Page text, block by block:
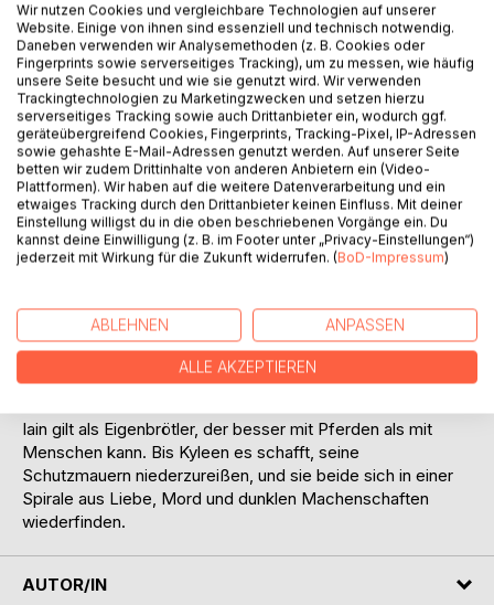
Kyleen McDonell hat sich nach ihrer Flucht aus Schottland
in Manhattan eine Existenz als Journalistin aufgebaut. Ihre
alte Heimat, die für sie nur noch mit Schmerz verbunden
ist, hat sie zehn Jahre lang nicht mehr besucht. Als sie
jedoch erfährt, dass ihre Großmutter im Sterben liegt und
sich nichts sehnlicher wünscht, als ihre Enkelin ein letztes
Mal zu sehen, packt Kyleen ihre Koffer und reist in das
Land, in dem sie aufgewachsen ist.
Auf dem Sterbebett bittet ihre Großmutter sie, das
Unmögliche zu tun: Den Tod ihrer eigenen Eltern
auf eine unglaubliche Familiengeschichte und ein
Geheimnis, das ihre Welt ins Wanken bringt. In Iain
McGregor, von allen Pferdeflüsterer genannt, findet sie
zudem einen treuen Begleiter.
Iain gilt als Eigenbrötler, der besser mit Pferden als mit
Menschen kann. Bis Kyleen es schafft, seine
Schutzmauern niederzureißen, und sie beide sich in einer
Spirale aus Liebe, Mord und dunklen Machenschaften
wiederfinden.
AUTOR/IN
Wir nutzen Cookies und vergleichbare Technologien auf unserer
Website. Einige von ihnen sind essenziell und technisch notwendig.
Daneben verwenden wir Analysemethoden (z. B. Cookies oder
Fingerprints sowie serverseitiges Tracking), um zu messen, wie häufig
unsere Seite besucht und wie sie genutzt wird. Wir verwenden
Trackingtechnologien zu Marketingzwecken und setzen hierzu
serverseitiges Tracking sowie auch Drittanbieter ein, wodurch ggf.
geräteübergreifend Cookies, Fingerprints, Tracking-Pixel, IP-Adressen
sowie gehashte E-Mail-Adressen genutzt werden. Auf unserer Seite
betten wir zudem Drittinhalte von anderen Anbietern ein (Video-
Plattformen). Wir haben auf die weitere Datenverarbeitung und ein
etwaiges Tracking durch den Drittanbieter keinen Einfluss. Mit deiner
Einstellung willigst du in die oben beschriebenen Vorgänge ein. Du
kannst deine Einwilligung (z. B. im Footer unter „Privacy-Einstellungen“)
jederzeit mit Wirkung für die Zukunft widerrufen. (BoD-Impressum)
ABLEHNEN ANPASSEN
ALLE AKZEPTIEREN